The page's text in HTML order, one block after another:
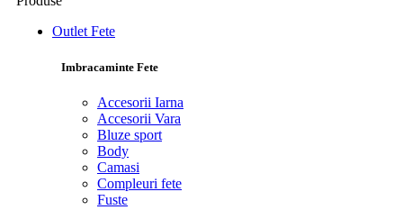
Outlet Fete
Imbracaminte Fete
Accesorii Iarna
Accesorii Vara
Bluze sport
Body
Camasi
Compleuri fete
Fuste